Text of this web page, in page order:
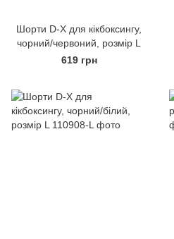
Шорти D-X для кікбоксингу,
чорний/червоний, розмір L
619 грн